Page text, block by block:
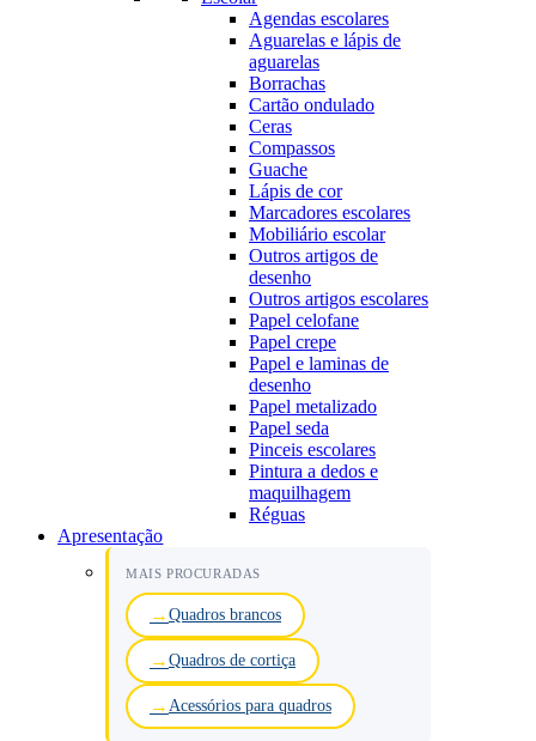
Agendas escolares
Aguarelas e lápis de
aguarelas
Borrachas
Cartão ondulado
Ceras
Compassos
Guache
Lápis de cor
Marcadores escolares
Mobiliário escolar
Outros artigos de
desenho
Outros artigos escolares
Papel celofane
Papel crepe
Papel e laminas de
desenho
Papel metalizado
Papel seda
Pinceis escolares
Pintura a dedos e
maquilhagem
Réguas
Apresentação
MAIS PROCURADAS
Quadros brancos
Quadros de cortiça
Acessórios para quadros